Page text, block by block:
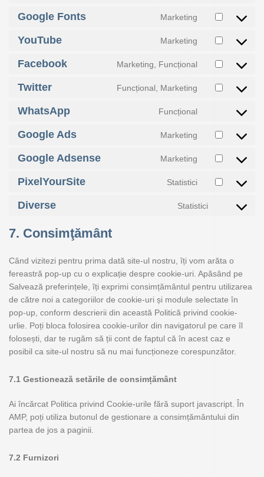
Google Fonts Marketing
YouTube Marketing
Facebook Marketing, Funcțional
Twitter Funcțional, Marketing
WhatsApp Funcțional
Google Ads Marketing
Google Adsense Marketing
PixelYourSite Statistici
Diverse Statistici
7. Consimţământ
Când vizitezi pentru prima dată site-ul nostru, îți vom arăta o
fereastră pop-up cu o explicație despre cookie-uri. Apăsând pe
Salvează preferințele, îți exprimi consimțământul pentru utilizarea
de către noi a categoriilor de cookie-uri și module selectate în
pop-up, conform descrierii din această Politică privind cookie-
urlie. Poți bloca folosirea cookie-urilor din navigatorul pe care îl
folosești, dar te rugăm să ții cont de faptul că în acest caz e
posibil ca site-ul nostru să nu mai funcționeze corespunzător.
7.1 Gestionează setările de consimțământ
Ai încărcat Politica privind Cookie-urile fără suport javascript. În
AMP, poți utiliza butonul de gestionare a consimțământului din
partea de jos a paginii.
7.2 Furnizori